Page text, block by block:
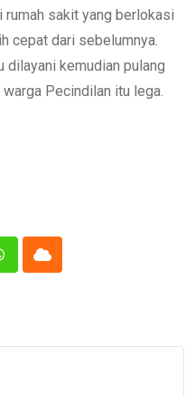
rumah sakit yang berlokasi
cepat dari sebelumnya.
dilayani kemudian pulang
warga Pecindilan itu lega.
Cloud